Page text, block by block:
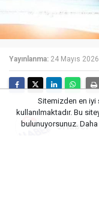
Yayınlanma: 24 Mayıs
5Haber
Sitemizden en
kullanılmaktadır. Bu
bulunuyorsunuz.